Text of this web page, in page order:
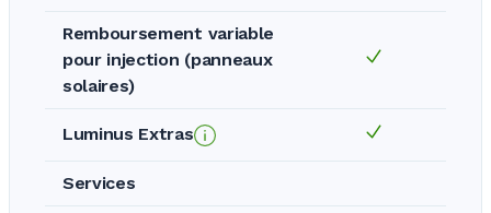
Remboursement variable
pour injection (panneaux
solaires)
Luminus Extras
Services